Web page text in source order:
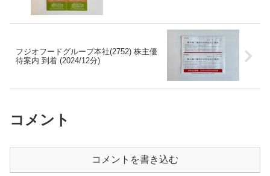
フジオフードグループ本社(2752) 株主優
待案内 到着 (2024/12分)
コメント
コメントを書き込む